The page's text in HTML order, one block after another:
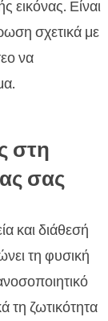
εικόνας. Είναι
σχετικά με
να
στη
σας
και διάθεσή
τη φυσική
τη ζωτικότητα